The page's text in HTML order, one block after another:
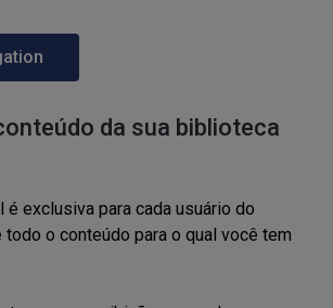
da sua biblioteca
exclusiva para cada usuário do
o conteúdo para o qual você tem